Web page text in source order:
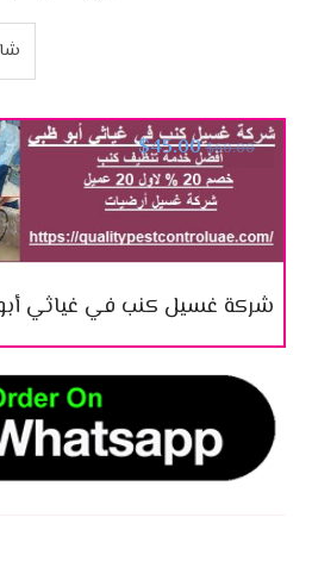
شركة غسيل كنب في غياثي أبو ظبي
$60.00
$45.00